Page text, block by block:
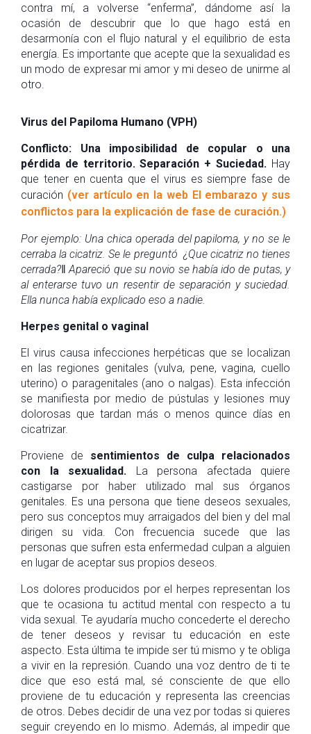
contra mí, a volverse “enferma”, dándome así la
ocasión de descubrir que lo que hago está en
desarmonía con el flujo natural y el equilibrio de esta
energía. Es importante que acepte que la sexualidad es
un modo de expresar mi amor y mi deseo de unirme al
otro.
Virus del Papiloma Humano (VPH)
Conflicto: Una imposibilidad de copular o una
pérdida de territorio. Separación + Suciedad. Hay
que tener en cuenta que el virus es siempre fase de
curación (ver artículo en la web El embarazo y sus
conflictos para la explicación de fase de curación.)
Por ejemplo: Una chica operada del papiloma, y no se le
cerraba la cicatriz. Se le preguntó ¿Que cicatriz no tienes
cerrada?‖ Apareció que su novio se había ido de putas, y
al enterarse tuvo un resentir de separación y suciedad.
Ella nunca había explicado eso a nadie.
Herpes genital o vaginal
El virus causa infecciones herpéticas que se localizan
en las regiones genitales (vulva, pene, vagina, cuello
uterino) o paragenitales (ano o nalgas). Esta infección
se manifiesta por medio de pústulas y lesiones muy
dolorosas que tardan más o menos quince días en
cicatrizar.
Proviene de sentimientos de culpa relacionados
con la sexualidad. La persona afectada quiere
castigarse por haber utilizado mal sus órganos
genitales. Es una persona que tiene deseos sexuales,
pero sus conceptos muy arraigados del bien y del mal
dirigen su vida. Con frecuencia sucede que las
personas que sufren esta enfermedad culpan a alguien
en lugar de aceptar sus propios deseos.
Los dolores producidos por el herpes representan los
que te ocasiona tu actitud mental con respecto a tu
vida sexual. Te ayudaría mucho concederte el derecho
de tener deseos y revisar tu educación en este
aspecto. Esta última te impide ser tú mismo y te obliga
a vivir en la represión. Cuando una voz dentro de ti te
dice que eso está mal, sé consciente de que ello
proviene de tu educación y representa las creencias
de otros. Debes decidir de una vez por todas si quieres
seguir creyendo en lo mismo. Además, al impedir que